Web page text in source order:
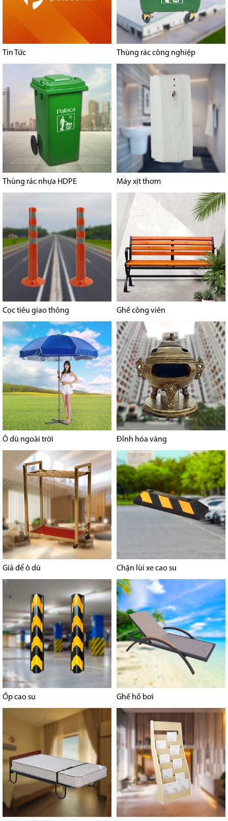
Tin Tức Thùng rác công nghiệp
Thùng rác nhựa HDPE Máy xịt thơm
Cọc tiêu giao thông Ghế công viên
Ô dù ngoài trời Đỉnh hóa vàng
Giá để ô dù Chặn lùi xe cao su
Ốp cao su Ghế hồ bơi